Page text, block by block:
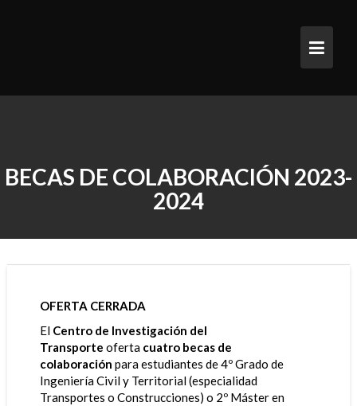
BECAS DE COLABORACIÓN 2023-
2024
OFERTA CERRADA
El Centro de Investigación del
Transporte oferta cuatro becas de
colaboración para estudiantes de 4º Grado de
Ingeniería Civil y Territorial (especialidad
Transportes o Construcciones) o 2º Máster en